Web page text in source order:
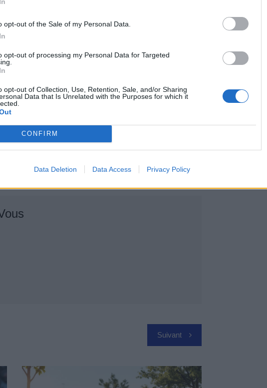
opt-out of the Sale of my Personal Data.
opt-out of processing my Personal Data for Targeted
opt-out of Collection, Use, Retention, Sale, and/or Sharing
Data that Is Unrelated with the Purposes for which it
CONFIRM
Data Deletion Data Access Privacy Policy
Passat 2024 avec 3 étoiles (55 %), la
CX-80 avec 2 étoiles (34 %).
Suivant